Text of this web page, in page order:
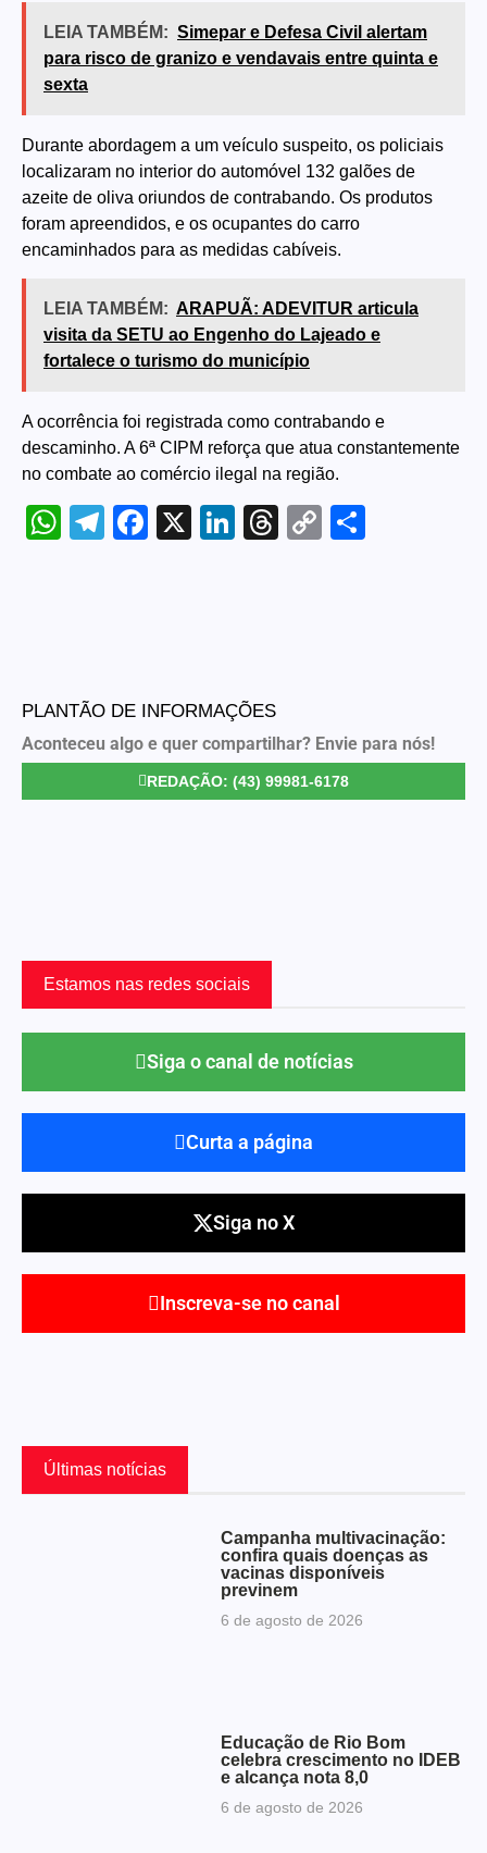
LEIA TAMBÉM: Simepar e Defesa Civil alertam
para risco de granizo e vendavais entre quinta e
sexta
Durante abordagem a um veículo suspeito, os policiais
localizaram no interior do automóvel 132 galões de
azeite de oliva oriundos de contrabando. Os produtos
foram apreendidos, e os ocupantes do carro
encaminhados para as medidas cabíveis.
LEIA TAMBÉM: ARAPUÃ: ADEVITUR articula
visita da SETU ao Engenho do Lajeado e
fortalece o turismo do município
A ocorrência foi registrada como contrabando e
descaminho. A 6ª CIPM reforça que atua constantemente
no combate ao comércio ilegal na região.
WhatsApp
Telegram
Facebook
X LinkedIn
Threads
Copy
PLANTÃO DE INFORMAÇÕES
Aconteceu algo e quer compartilhar? Envie para nós!
REDAÇÃO: (43) 99981-6178
Estamos nas redes sociais
Siga o canal de notícias
Curta a página
Siga no X
Inscreva-se no canal
Últimas notícias
Campanha multivacinação:
confira quais doenças as
vacinas disponíveis
previnem
6 de agosto de 2026
Educação de Rio Bom
celebra crescimento no IDEB
e alcança nota 8,0
6 de agosto de 2026